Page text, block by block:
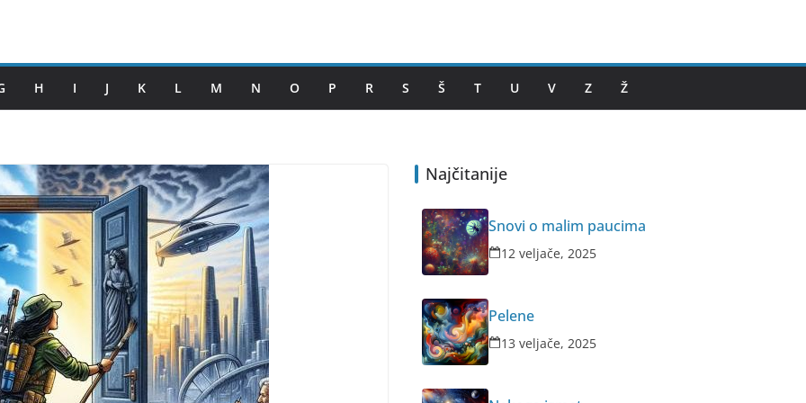
H I J K L M N O P R S Š T U V Z Ž
Najčitanije
Snovi o malim paucima
12 veljače, 2025
Pelene
13 veljače, 2025